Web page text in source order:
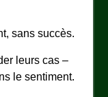
sans succès.
leurs cas –
le sentiment.